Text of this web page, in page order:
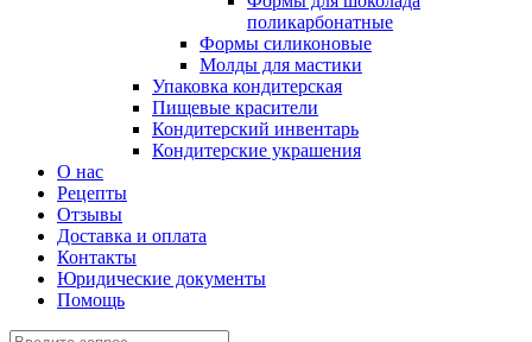
поликарбонатные
Формы силиконовые
Молды для мастики
Упаковка кондитерская
Пищевые красители
Кондитерский инвентарь
Кондитерские украшения
О нас
Рецепты
Отзывы
Доставка и оплата
Контакты
Юридические документы
Помощь